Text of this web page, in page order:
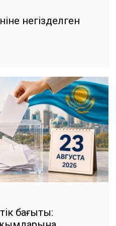
негізделген
бағыты: